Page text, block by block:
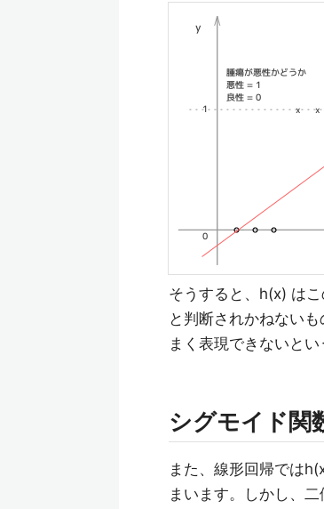
そうすると、h(x) は
と判断されかねない
まく表現できないとい
シグモイド関
また、線形回帰では
まいます。しかし、